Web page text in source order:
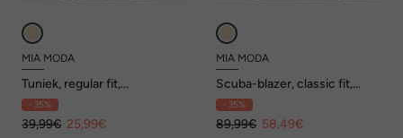
MIA MODA
Tuniek, regular fit,
kaartenpatroon
- 35%
39,99€ 25,99€
MIA MODA
Scuba-blazer, classic fit,
safariprint
- 35%
89,99€ 58,49€